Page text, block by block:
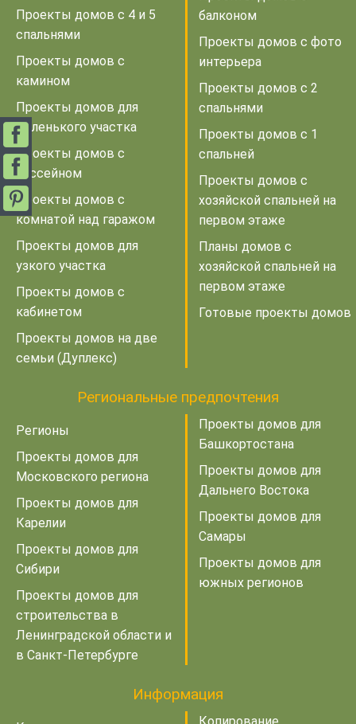
Проекты домов с 4 и 5
спальнями
Проекты домов с
камином
Проекты домов для
маленького участка
Проекты домов с
бассейном
Проекты домов с
комнатой над гаражом
Проекты домов для
узкого участка
Проекты домов с
кабинетом
Проекты домов на две
семьи (Дуплекс)
балконом
Проекты домов с фото
интерьера
Проекты домов с 2
спальнями
Проекты домов с 1
спальней
Проекты домов с
хозяйской спальней на
первом этаже
Планы домов с
хозяйской спальней на
первом этаже
Готовые проекты домов
Региональные предпочтения
Регионы
Проекты домов для
Московского региона
Проекты домов для
Карелии
Проекты домов для
Сибири
Проекты домов для
строительства в
Ленинградской области и
в Санкт-Петербурге
Проекты домов для
Башкортостана
Проекты домов для
Дальнего Востока
Проекты домов для
Самары
Проекты домов для
южных регионов
Информация
Копирование